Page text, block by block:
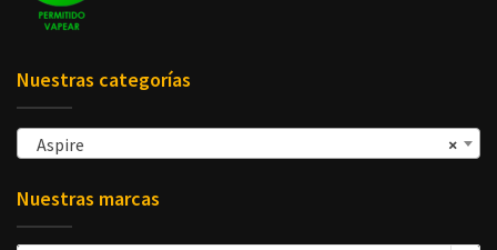
Nuestras categorías
×
Aspire
Nuestras marcas